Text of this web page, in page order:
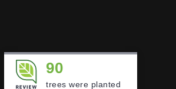
90
trees were planted